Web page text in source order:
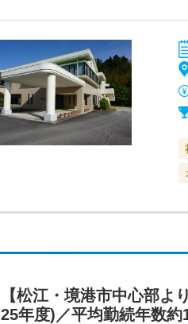
【松江・境港市中心部
25年度)／平均勤続年数